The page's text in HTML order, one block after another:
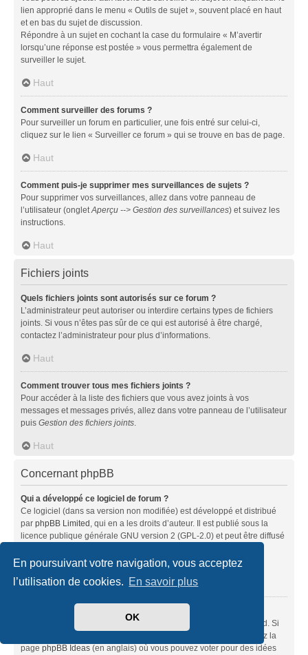
En poursuivant votre navigation, vous acceptez
l’utilisation de cookies. En savoir plus
OK
lien approprié dans le menu « Outils de sujet », souvent placé en haut
et en bas du sujet de discussion.
Répondre à un sujet en cochant la case du formulaire « M’avertir
lorsqu’une réponse est postée » vous permettra également de
surveiller le sujet.
Haut
Comment surveiller des forums ?
Pour surveiller un forum en particulier, une fois entré sur celui-ci,
cliquez sur le lien « Surveiller ce forum » qui se trouve en bas de page.
Haut
Comment puis-je supprimer mes surveillances de sujets ?
Pour supprimer vos surveillances, allez dans votre panneau de
l’utilisateur (ongletAperçu --> Gestion des surveillances) et suivez les
instructions.
Haut
Fichiers joints
Quels fichiers joints sont autorisés sur ce forum ?
L’administrateur peut autoriser ou interdire certains types de fichiers
joints. Si vous n’êtes pas sûr de ce qui est autorisé à être chargé,
contactez l’administrateur pour plus d’informations.
Haut
Comment trouver tous mes fichiers joints ?
Pour accéder à la liste des fichiers que vous avez joints à vos
messages et messages privés, allez dans votre panneau de l’utilisateur
puis Gestion des fichiers joints.
Haut
Concernant phpBB
Qui a développé ce logiciel de forum ?
Ce logiciel (dans sa version non modifiée) est développé et distribué
par phpBB Limited, qui en a les droits d’auteur. Il est publié sous la
licence publique générale GNU version 2 (GPL-2.0) et peut être diffusé
À propos de phpBB» (en anglais).
Haut
Ce logiciel a été développé et mis sous licence par phpBB Limited. Si
vous pensez qu’une fonctionnalité nécessite d’être ajoutée, visitez la
page phpBB Ideas (en anglais) où vous pouvez voter pour des idées